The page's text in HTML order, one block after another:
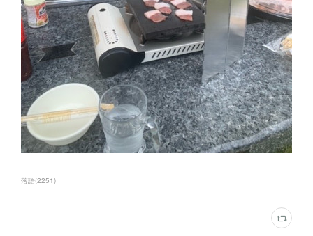
落語(2251)